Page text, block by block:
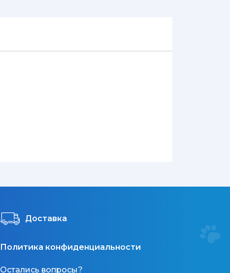
Доставка
Политика конфиденциальности
Остались вопросы?